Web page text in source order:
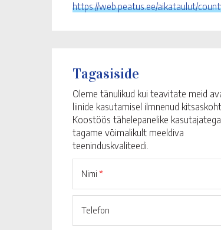
https://web.peatus.ee/aikataulut/
Tagasiside
Oleme tänulikud kui teavitate meid
liinide kasutamisel ilmnenud
Koostöös tähelepanelike kasutajatega
tagame võimalikult meeldiva
teeninduskvaliteedi.
Nimi *
Telefon